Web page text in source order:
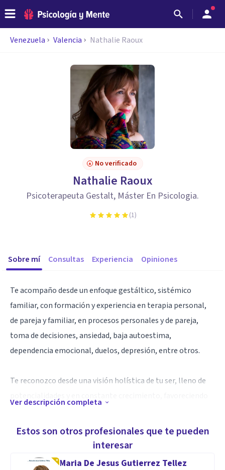
Venezuela Valencia Nathalie Raoux
No verificado
Nathalie Raoux
Psicoterapeuta Gestalt, Máster En Psicologia.
(1)
Sobre mí Consultas Experiencia Opiniones
Te acompaño desde un enfoque gestáltico, sistémico
familiar, con formación y experiencia en terapia personal,
de pareja y familiar, en procesos personales y de pareja,
toma de decisiones, ansiedad, baja autoestima,
dependencia emocional, duelos, depresión, entre otros.
Te reconozco desde una visión holística de tu ser, lleno de
integración y la responsabilidad sobre tu propia vida y tu
felicidad logrando el autoapoyo y el desarrollo personal,
camino hacia una vida plena con propósito y bienestar.
Ver descripción completa
Estos son otros profesionales que te pueden
interesar
Maria De Jesus Gutierrez Tellez